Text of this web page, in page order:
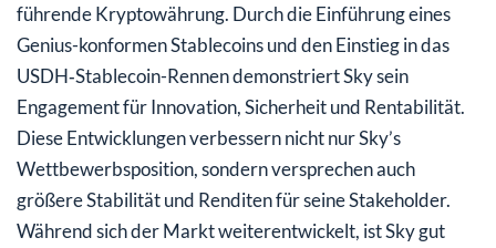
führende Kryptowährung. Durch die Einführung eines
Genius-konformen Stablecoins und den Einstieg in das
USDH‑Stablecoin-Rennen demonstriert Sky sein
Engagement für Innovation, Sicherheit und Rentabilität.
Diese Entwicklungen verbessern nicht nur Sky’s
Wettbewerbsposition, sondern versprechen auch
größere Stabilität und Renditen für seine Stakeholder.
Während sich der Markt weiterentwickelt, ist Sky gut